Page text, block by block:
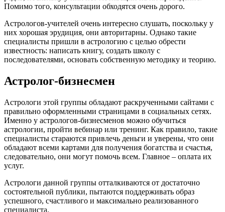
Помимо того, консультации обходятся очень дорого.
Астрологов-учителей очень интересно слушать, поскольку у
них хорошая эрудиция, они авторитарны. Однако такие
специалисты пришли в астрологию с целью обрести
известность: написать книгу, создать школу с
последователями, основать собственную методику и теорию.
Астролог-бизнесмен
Астрологи этой группы обладают раскрученными сайтами с
правильно оформленными страницами в социальных сетях.
Именно у астрологов-бизнесменов можно обучиться
астрологии, пройти вебинар или тренинг. Как правило, такие
специалисты стараются привлечь деньги и уверены, что они
обладают всеми картами для получения богатства и счастья,
следовательно, они могут помочь всем. Главное – оплата их
услуг.
Астрологи данной группы отталкиваются от достаточно
состоятельной публики, пытаются поддерживать образ
успешного, счастливого и максимально реализованного
специалиста.